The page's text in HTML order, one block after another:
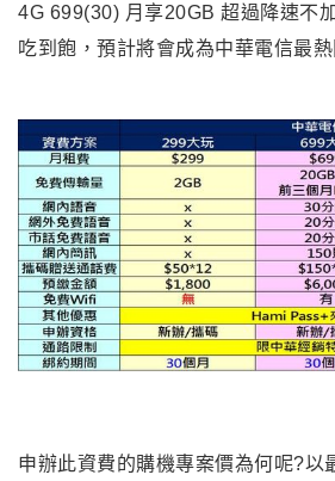
4G 699(30) 月享20GB 超過降速不
吃到飽，預計將會成為中華電信最
申辦此資費的購機專案價為何呢?以